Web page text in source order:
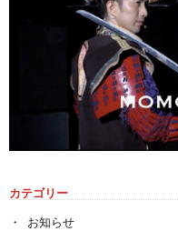
カテゴリー
お知らせ